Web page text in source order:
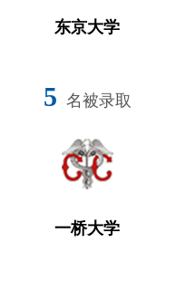
东京大学
5 名被录取
一桥大学